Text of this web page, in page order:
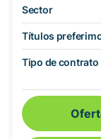
Sector
Títulos
Tipo de contrato